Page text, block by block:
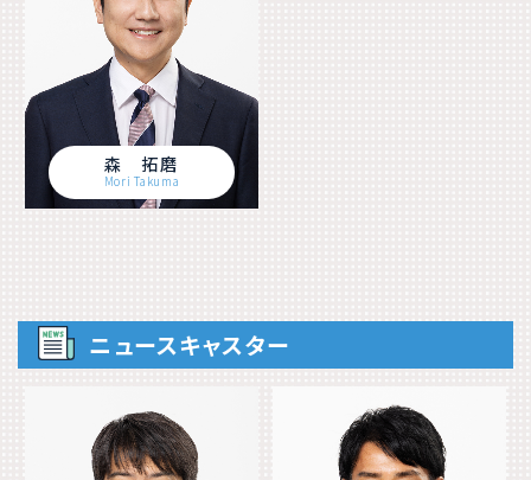
森 拓磨
Mori Takuma
ニュースキャスター